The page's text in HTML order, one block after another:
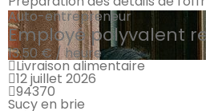
Auto-entrepreneur
Employé polyvalent
13.50 € / heure
Livraison alimentaire
12 juillet 2026
94370
Sucy en brie